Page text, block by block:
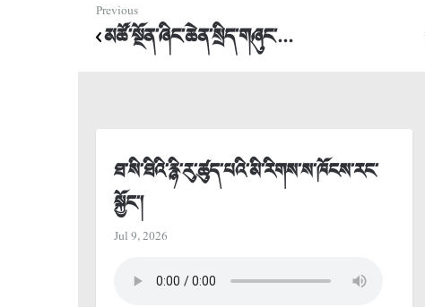
Previous
མཚོ་སྔོན་ཞིང་ཆེན་སྲིད་གཞུང་...
ཐ་སི་ཐིའི་རྙི་རུ་ཚུད་པའི་མི་རིགས་ས་ཁོངས་རང་
སྐྱོང་།
Jul 9, 2026